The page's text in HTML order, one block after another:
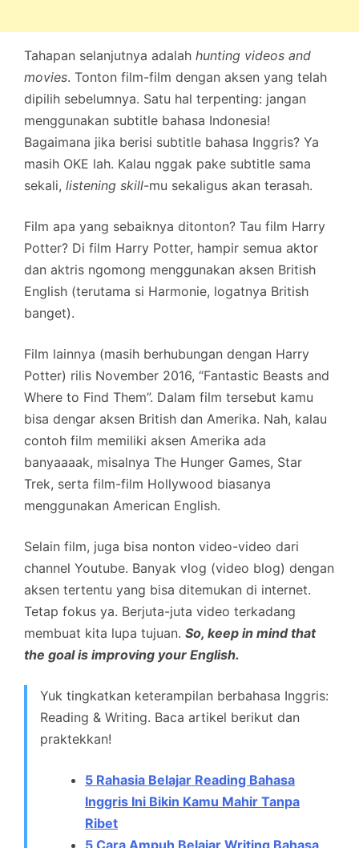
Tahapan selanjutnya adalah hunting videos and
movies. Tonton film-film dengan aksen yang telah
dipilih sebelumnya. Satu hal terpenting: jangan
menggunakan subtitle bahasa Indonesia!
Bagaimana jika berisi subtitle bahasa Inggris? Ya
masih OKE lah. Kalau nggak pake subtitle sama
sekali, listening skill-mu sekaligus akan terasah.
Film apa yang sebaiknya ditonton? Tau film Harry
Potter? Di film Harry Potter, hampir semua aktor
dan aktris ngomong menggunakan aksen British
English (terutama si Harmonie, logatnya British
banget).
Film lainnya (masih berhubungan dengan Harry
Potter) rilis November 2016, “Fantastic Beasts and
Where to Find Them”. Dalam film tersebut kamu
bisa dengar aksen British dan Amerika. Nah, kalau
contoh film memiliki aksen Amerika ada
banyaaaak, misalnya The Hunger Games, Star
Trek, serta film-film Hollywood biasanya
menggunakan American English.
Selain film, juga bisa nonton video-video dari
channel Youtube. Banyak vlog (video blog) dengan
aksen tertentu yang bisa ditemukan di internet.
Tetap fokus ya. Berjuta-juta video terkadang
membuat kita lupa tujuan. So, keep in mind that
the goal is improving your English.
Yuk tingkatkan keterampilan berbahasa Inggris:
Reading & Writing. Baca artikel berikut dan
praktekkan!
5 Rahasia Belajar Reading Bahasa
Inggris Ini Bikin Kamu Mahir Tanpa
Ribet